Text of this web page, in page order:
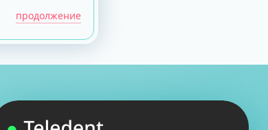
продолжение